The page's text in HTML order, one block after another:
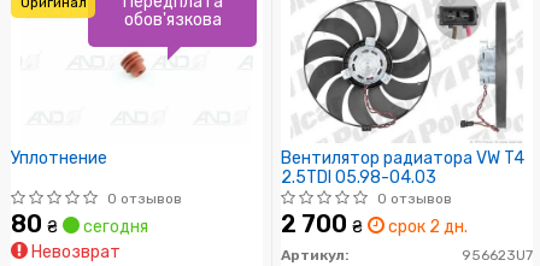
Уплотнение
0 отзывов
80 ₴
сегодня
Невозврат
обов'язкова
Вентилятор радиатора VW T4
2.5TDI 05.98-04.03
0 отзывов
2 700 ₴ срок 2 дн.
Артикул:
956623U7